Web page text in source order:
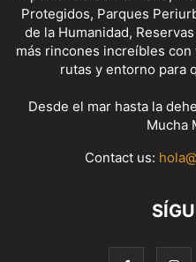
Protegidos, Parques
de la Humanidad,
más rincones increíbles
rutas y entorno para
Desde el mar hasta la
Mucha
Contact us: